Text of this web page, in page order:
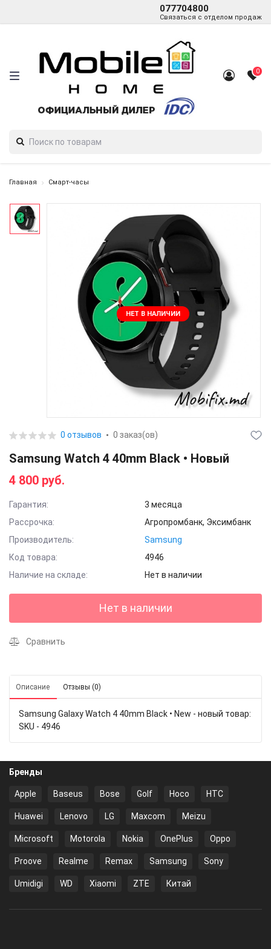
077704800
Связаться с отделом продаж
0
Главная Смарт-часы
НЕТ В НАЛИЧИИ
0 отзывов 0 заказ(ов)
Samsung Watch 4 40mm Black • Новый
4 800 руб.
Гарантия:
3 месяца
Рассрочка:
Агропромбанк, Эксимбанк
Производитель:
Samsung
Код товара:
4946
Наличие на складе:
Нет в наличии
Нет в наличии
Сравнить
Описание Отзывы (0)
Samsung Galaxy Watch 4 40mm Black • New - новый товар:
SKU - 4946
Бренды
Apple Baseus Bose Golf Hoco HTC
Huawei Lenovo LG Maxcom Meizu
Microsoft Motorola Nokia OnePlus Oppo
Proove Realme Remax Samsung Sony
Umidigi WD Xiaomi ZTE Китай